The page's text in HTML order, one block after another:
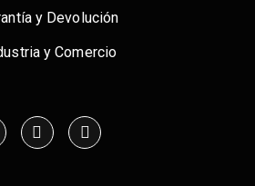
y Devolución
y Comercio